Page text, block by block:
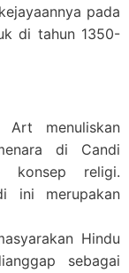
pada
di tahun 1350-
Art menuliskan
di Candi
konsep religi.
ini merupakan
Hindu
sebagai